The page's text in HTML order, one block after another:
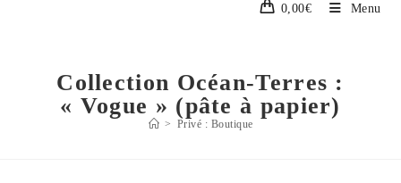
0,00€ Menu
Collection Océan-Terres :
« Vogue » (pâte à papier)
> Privé : Boutique